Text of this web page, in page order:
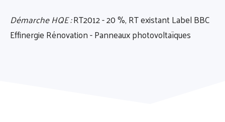
Démarche HQE :RT2012 - 20 %, RT existant Label BBC
Effinergie Rénovation - Panneaux photovoltaïques